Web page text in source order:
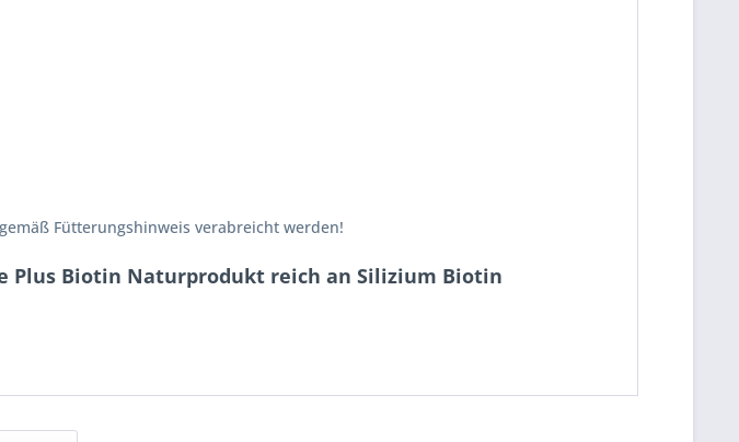
Fütterungshinweis verabreicht werden!
Plus Biotin Naturprodukt reich an Silizium Biotin